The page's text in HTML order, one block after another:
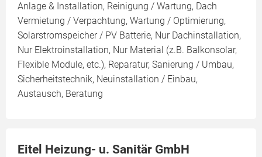
Anlage & Installation, Reinigung / Wartung, Dach
Vermietung / Verpachtung, Wartung / Optimierung,
Solarstromspeicher / PV Batterie, Nur Dachinstallation,
Nur Elektroinstallation, Nur Material (z.B. Balkonsolar,
Flexible Module, etc.), Reparatur, Sanierung / Umbau,
Sicherheitstechnik, Neuinstallation / Einbau,
Austausch, Beratung
Eitel Heizung- u. Sanitär GmbH